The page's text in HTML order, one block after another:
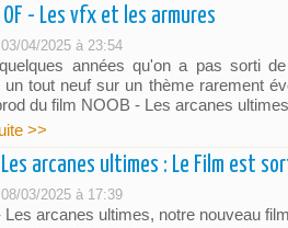
OF - Les vfx et les armures
04/2025 à 23:54
années qu'on a pas sorti
un tout neuf sur un thème rarement
du film NOOB - Les arcanes
>>
Les arcanes ultimes : Le Film est
03/2025 à 17:39
Les arcanes ultimes, notre nouveau